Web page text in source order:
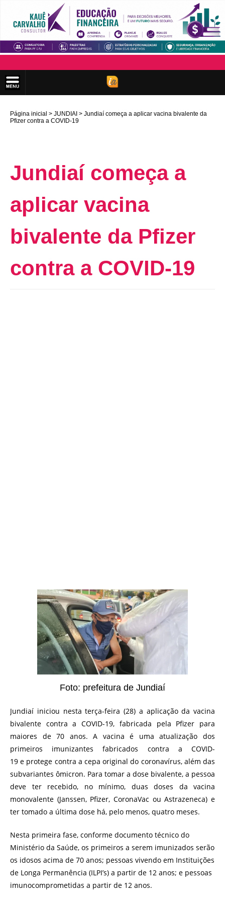
Página inicial JUNDIAI
Jundiaí começa a aplicar vacina bivalente da
Pfizer contra a COVID-19
Jundiaí começa a
aplicar vacina
bivalente da Pfizer
contra a COVID-19
Foto: prefeitura de Jundiaí
Jundiaí iniciou nesta terça-feira (28) a aplicação da vacina
bivalente contra a COVID-19, fabricada pela Pfizer para
maiores de 70 anos. A vacina é uma atualização dos
primeiros imunizantes fabricados contra a COVID-
19 e protege contra a cepa original do coronavírus, além das
subvariantes ômicron. Para tomar a dose bivalente, a pessoa
deve ter recebido, no mínimo, duas doses da vacina
monovalente (Janssen, Pfizer, CoronaVac ou Astrazeneca) e
ter tomado a última dose há, pelo menos, quatro meses.
Nesta primeira fase, conforme documento técnico do
Ministério da Saúde, os primeiros a serem imunizados serão
os idosos acima de 70 anos; pessoas vivendo em Instituições
de Longa Permanência (ILPI’s) a partir de 12 anos; e pessoas
imunocomprometidas a partir de 12 anos.